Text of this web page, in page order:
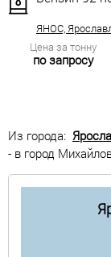
ЯНОС,
Цена за тонну
по запросу
Из города:
- в город